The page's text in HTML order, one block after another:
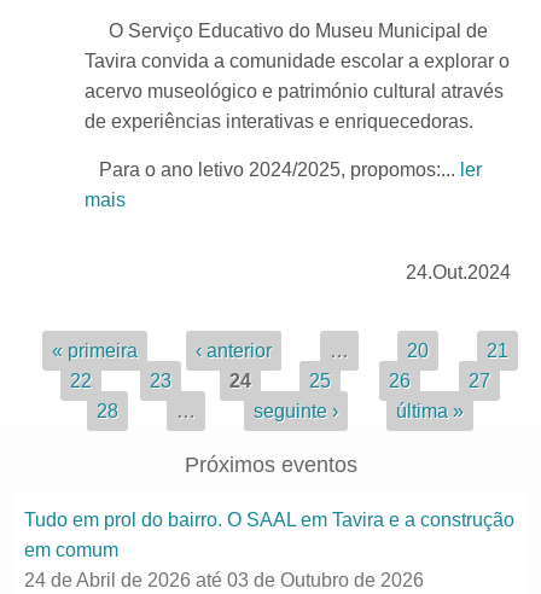
O Serviço Educativo do Museu Municipal de
Tavira convida a comunidade escolar a explorar o
acervo museológico e património cultural através
de experiências interativas e enriquecedoras.
Para o ano letivo 2024/2025, propomos:... ler
mais
24.Out.2024
Páginas
« primeira ‹ anterior … 20
21
22
23 24 25 26
27
28
… seguinte › última »
Próximos eventos
Tudo em prol do bairro. O SAAL em Tavira e a construção
em comum
24 de Abril de 2026 até 03 de Outubro de 2026